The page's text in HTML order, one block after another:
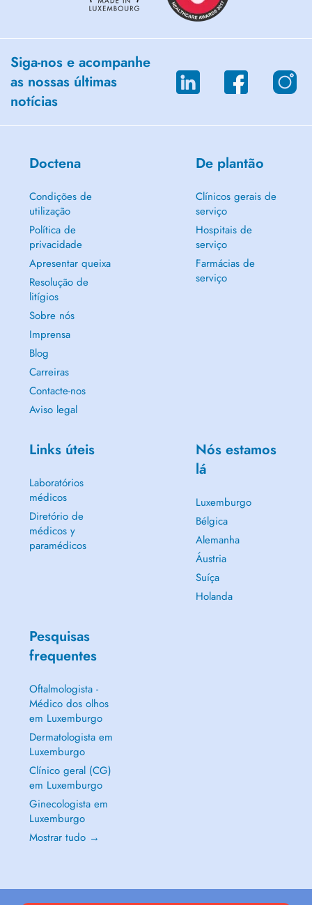
Siga-nos e acompanhe
as nossas últimas
notícias
Doctena
Condições de
utilização
Política de
privacidade
Apresentar queixa
Resolução de
litígios
Sobre nós
Imprensa
Blog
Carreiras
Contacte-nos
Aviso legal
De plantão
Clínicos gerais de
serviço
Hospitais de
serviço
Farmácias de
serviço
Links úteis
Laboratórios
médicos
Diretório de
médicos y
paramédicos
Nós estamos
lá
Luxemburgo
Bélgica
Alemanha
Áustria
Suíça
Holanda
Pesquisas
frequentes
Oftalmologista -
Médico dos olhos
em Luxemburgo
Dermatologista em
Luxemburgo
Clínico geral (CG)
em Luxemburgo
Ginecologista em
Luxemburgo
Mostrar tudo →